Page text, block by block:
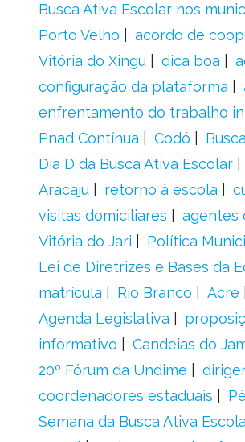
Busca Ativa Escolar nos
Porto Velho
acordo de
Vitória do Xingu
dica boa
configuração da plataforma
enfrentamento do trabalho
Pnad Contínua
Codó
Dia D da Busca Ativa Escolar
Aracaju
retorno à escola
visitas domiciliares
agentes
Vitória do Jari
Política
Lei de Diretrizes e Bases da
matrícula
Rio Branco Acre
Agenda Legislativa
informativo
Candeias do
20º Fórum da Undime
coordenadores estaduais
Semana da Busca Ativa